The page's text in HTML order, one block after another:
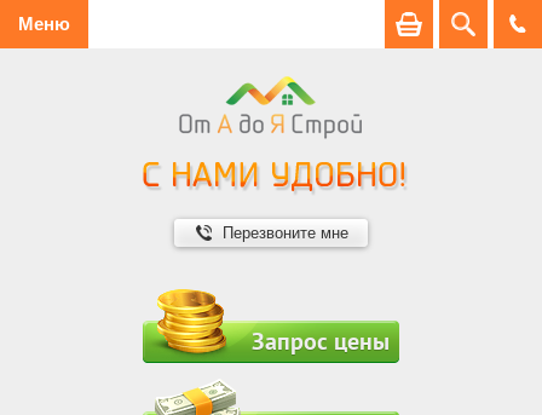
Меню
Перезвоните мне
Запрос цены